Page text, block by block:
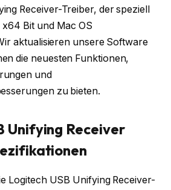
Receiver-Treiber, der speziell
x64 Bit und Mac OS
aktualisieren unsere Software
die neuesten Funktionen,
und
zu bieten.
Unifying Receiver
Logitech USB Unifying Receiver-